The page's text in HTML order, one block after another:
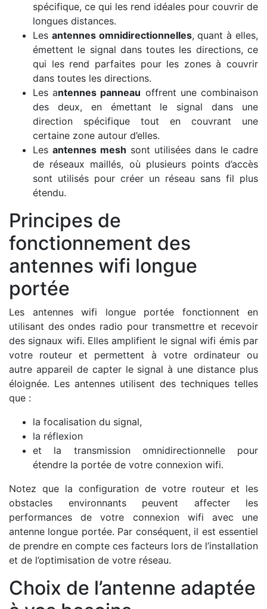
spécifique, ce qui les rend idéales pour couvrir de
longues distances.
Les antennes omnidirectionnelles, quant à elles,
émettent le signal dans toutes les directions, ce
qui les rend parfaites pour les zones à couvrir
dans toutes les directions.
Les antennes panneau offrent une combinaison
des deux, en émettant le signal dans une
direction spécifique tout en couvrant une
certaine zone autour d’elles.
Les antennes mesh sont utilisées dans le cadre
de réseaux maillés, où plusieurs points d’accès
sont utilisés pour créer un réseau sans fil plus
étendu.
Principes de
fonctionnement des
antennes wifi longue
portée
Les antennes wifi longue portée fonctionnent en
utilisant des ondes radio pour transmettre et recevoir
des signaux wifi. Elles amplifient le signal wifi émis par
votre routeur et permettent à votre ordinateur ou
autre appareil de capter le signal à une distance plus
éloignée. Les antennes utilisent des techniques telles
que :
la focalisation du signal,
la réflexion
et la transmission omnidirectionnelle pour
étendre la portée de votre connexion wifi.
Notez que la configuration de votre routeur et les
obstacles environnants peuvent affecter les
performances de votre connexion wifi avec une
antenne longue portée. Par conséquent, il est essentiel
de prendre en compte ces facteurs lors de l’installation
et de l’optimisation de votre réseau.
Choix de l’antenne adaptée